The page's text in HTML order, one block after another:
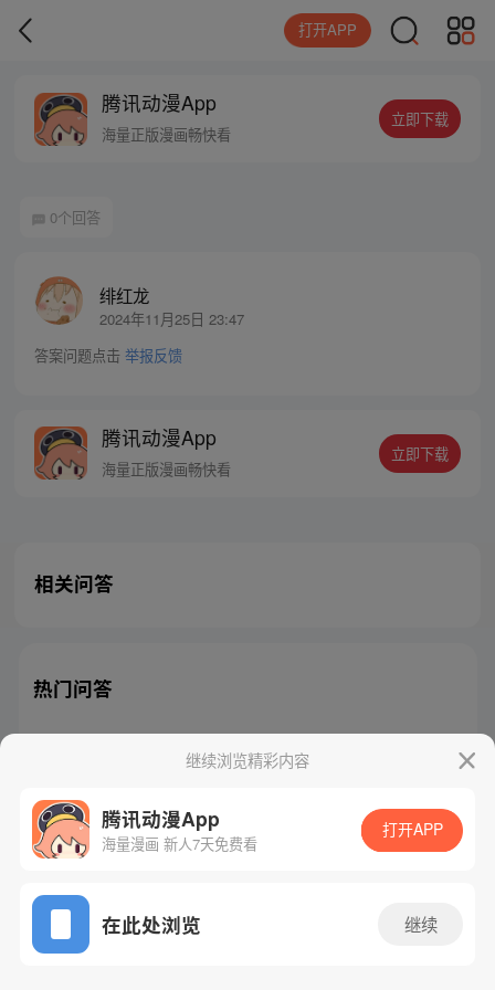
打开APP
腾讯动漫App
海量正版漫画畅快看
立即下载
0个回答
绯红龙
2024年11月25日 23:47
答案问题点击 举报反馈
腾讯动漫App
海量正版漫画畅快看
立即下载
相关问答
热门问答
继续浏览精彩内容
腾讯动漫App
海量漫画 新人7天免费看
打开APP
在此处浏览 继续
腾讯漫画 起点读书 QQ阅读
网站备案/许可证号：粤B2-20090059-5